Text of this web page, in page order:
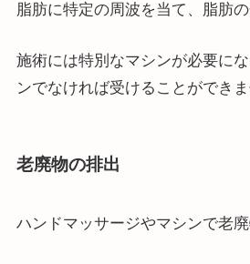
脂肪に特定の周波を当て、脂肪の
施術には特別なマシンが必要に
ンでなければ受けることができま
老廃物の排出
ハンドマッサージやマシンで老廃